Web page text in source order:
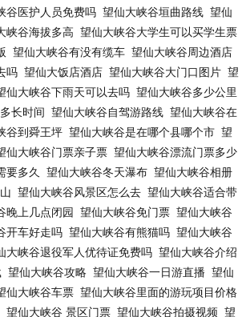
谷医护人员免费吗 望仙大峡谷垣曲路线 望仙
峡谷海拔多高 望仙大峡谷大学生可以买学生票
望仙大峡谷有没有缆车 望仙大峡谷周边酒店
吗 望仙大饭店酒店 望仙大峡谷大门口图片 望
仙大峡谷下雨天可以去吗 望仙大峡谷多少公里
长时间 望仙大峡谷自驾游路线 望仙大峡谷在
谷到舜王坪 望仙大峡谷是在哪个县哪个市 望
仙大峡谷门票亲子票 望仙大峡谷漂流门票多少
要多久 望仙大峡谷冬天瀑布 望仙大峡谷相册
望仙大峡谷风景区怎么去 望仙大峡谷适合带
晚上几点闭园 望仙大峡谷免门票 望仙大峡谷
开车好走吗 望仙大峡谷有熊猫吗 望仙大峡谷
大峡谷退役军人优待证免费吗 望仙大峡谷介绍
望仙大峡谷攻略 望仙大峡谷一日游直播 望仙
仙大峡谷车票 望仙大峡谷里面的游玩项目价格
望仙大峡谷 景区门票 望仙大峡谷拍摄视频 望